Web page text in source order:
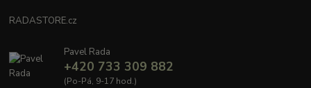
RADASTORE.cz
Pavel Rada
+420 733 309 882
(Po-Pá, 9-17 hod.)